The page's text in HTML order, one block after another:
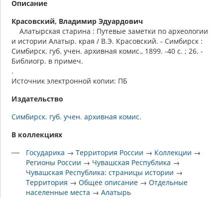
Описание
Красовский, Владимир Эдуардович
Алатырская старина : Путевые заметки по археологии
и истории Алатыр. края / В.Э. Красовский. - Симбирск :
Симбирск. губ. учен. архивная комис., 1899. -40 с. ; 26. -
Библиогр. в примеч.
.
Источник электронной копии: ПБ
Издательство
Симбирск. губ. учен. архивная комис.
В коллекциях
Государика →Территория России → Коллекции →
Регионы России → Чувашская Республика →
Чувашская Республика: страницы истории →
Территория →Общее описание →Отдельные
населенные места →Алатырь